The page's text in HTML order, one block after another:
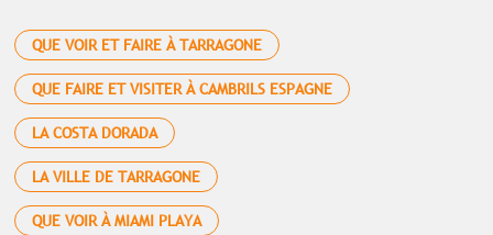
QUE VOIR ET FAIRE À TARRAGONE
QUE FAIRE ET VISITER À CAMBRILS ESPAGNE
LA COSTA DORADA
LA VILLE DE TARRAGONE
QUE VOIR À MIAMI PLAYA